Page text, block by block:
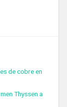
de cobre en
Thyssen a